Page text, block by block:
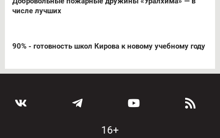
числе лучших
90% - готовность школ Кирова к новому учебному году
16+